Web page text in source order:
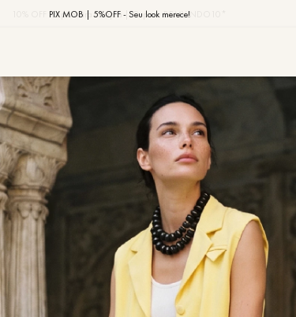
PIX MOB | 5%OFF - Seu look merece!
10% OFF na primeira compra | Cupom: BEMVINDO10*
MOB | Preview Índia
TERMOS
blusa
5 jaqueta
regata